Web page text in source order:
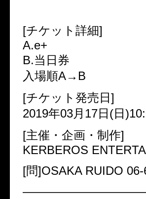
[チケット詳細]
A.e+
B.当日券
入場順A→B
[チケット発売日]
2019年03月17日(日
[主催・企画・制作]
KERBEROS
[問]OSAKA RUIDO